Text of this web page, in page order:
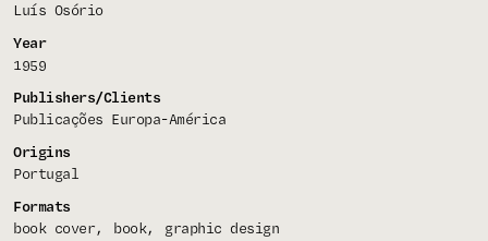
Luís Osório
Year
1959
Publishers/Clients
Publicações Europa-América
Origins
Portugal
Formats
book cover
book
graphic design